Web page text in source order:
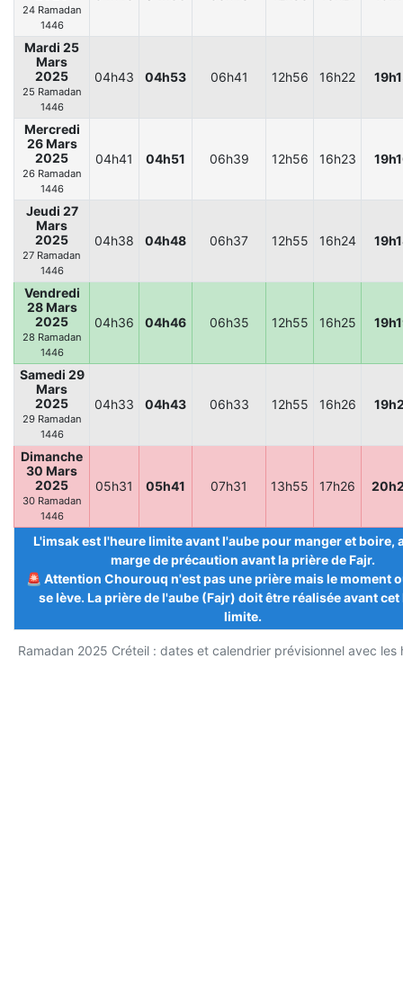
Ramadan 2025 Créteil : dates et calendrier prévisionnel avec les
24 Ramadan
1446
Mardi 25
Mars
2025
25 Ramadan
1446
04h43 04h53 06h41 12h56 16h22
Mercredi
26 Mars
2025
26 Ramadan
1446
04h41 04h51 06h39 12h56 16h23
Jeudi 27
Mars
2025
27 Ramadan
1446
04h38 04h48 06h37 12h55 16h24
Vendredi
28 Mars
2025
28 Ramadan
1446
04h36 04h46 06h35 12h55 16h25
Samedi 29
Mars
2025
29 Ramadan
1446
04h33 04h43 06h33 12h55 16h26
Dimanche
30 Mars
2025
30 Ramadan
1446
05h31 05h41 07h31 13h55 17h26
L'imsak est l'heure limite avant l'aube pour manger et boire,
marge de précaution avant la prière de Fajr.
🚨 Attention Chourouq n'est pas une prière mais le moment
se lève. La prière de l'aube (Fajr) doit être réalisée avant
limite.